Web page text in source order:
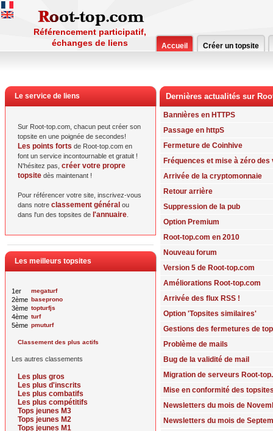
Référencement participatif,
échanges de liens
Accueil Créer un topsite
Le service de liens
Sur Root-top.com, chacun peut créer son
topsite en une poignée de secondes!
Les points forts de Root-top.com en
font un service incontournable et gratuit !
N'hésitez pas, créer votre propre
topsite dès maintenant !
Pour référencer votre site, inscrivez-vous
dans notre classement général ou
dans l'un des topsites de l'annuaire
Les meilleurs topsites
1er megaturf
2ème baseprono
3ème topturfjs
4ème turf
5ème pmuturf
Classement des plus actifs
Les autres classements
Les plus gros
Les plus d'inscrits
Les plus combatifs
Les plus compétitifs
Tops jeunes M3
Tops jeunes M2
Tops jeunes M1
Dernières actualités sur
Bannières en HTTPS
Passage en httpS
Fermeture de Coinhive
Fréquences et mise à zéro des
Arrivée de la cryptomonnaie
Retour arrière
Suppression de la pub
Option Premium
Root-top.com en 2010
Nouveau forum
Version 5 de Root-top.com
Améliorations Root-top.com
Arrivée des flux RSS !
Option 'Topsites similaires'
Gestions des fermetures de
Problème de mails
Bug de la validité de mail
Migration de serveurs Root-
Mise en conformité des
Newsletters du mois de
Newsletters du mois de